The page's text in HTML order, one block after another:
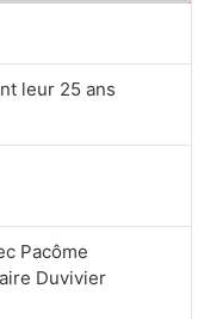
leur 25 ans
Pacôme
Duvivier